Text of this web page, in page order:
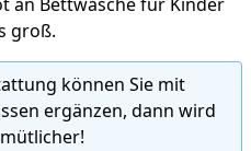
groß.
können Sie mit
ergänzen, dann wird